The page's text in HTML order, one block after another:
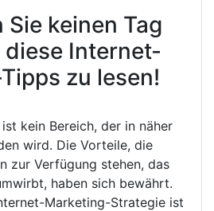
keinen Tag
diese Internet-
zu lesen!
ist kein Bereich, der in näher
wird. Die Vorteile, die
zur Verfügung stehen, das
haben sich bewährt.
Marketing-Strategie ist